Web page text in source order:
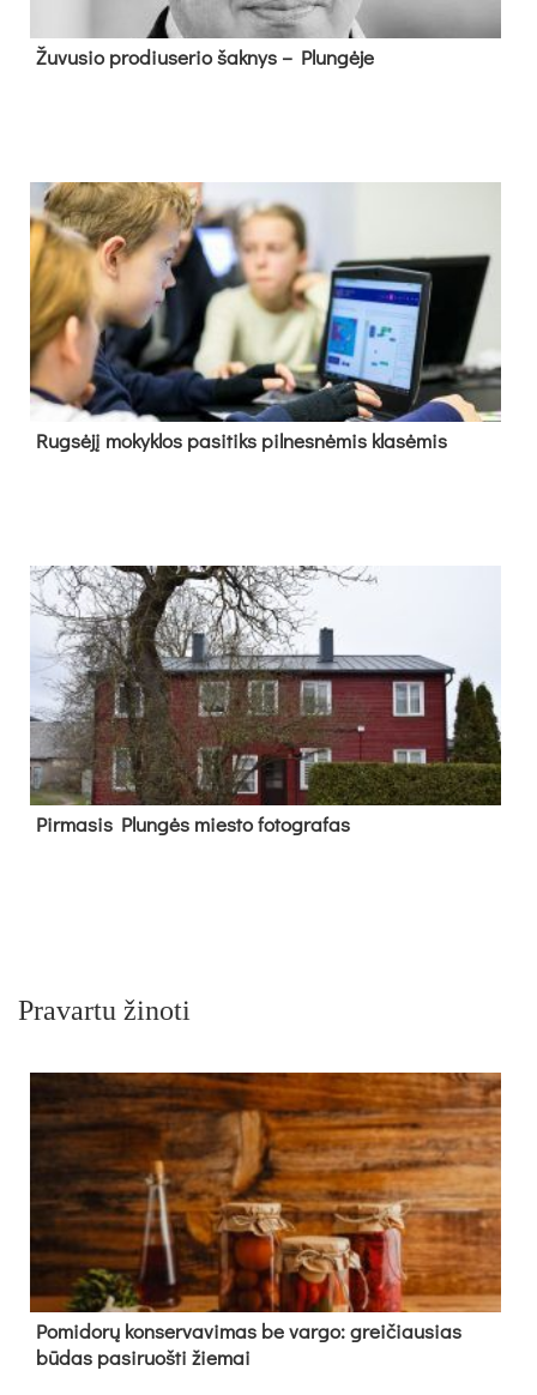
Žu­vu­sio pro­diu­se­rio šak­nys – Plun­gė­je
Rug­sė­jį mo­kyk­los pa­si­tiks pil­nes­nė­mis kla­sė­mis
Pir­ma­sis Plun­gės mies­to fo­tog­ra­fas
Pravartu žinoti
Pomidorų konservavimas be vargo: greičiausias
būdas pasiruošti žiemai